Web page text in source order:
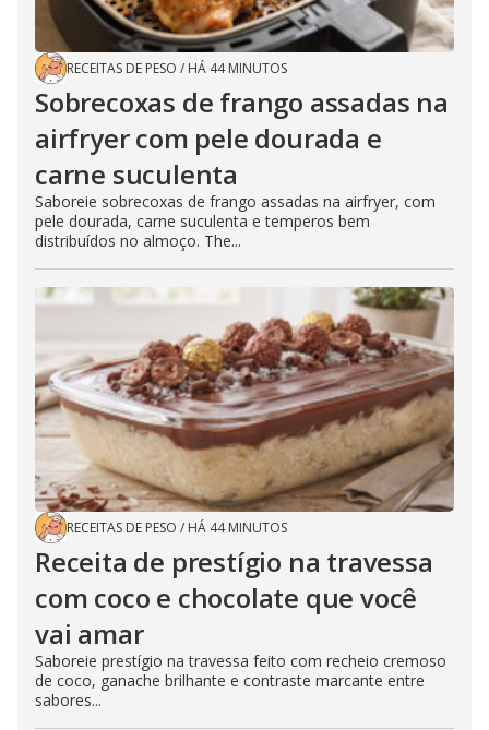
RECEITAS DE PESO / HÁ 44 MINUTOS
Sobrecoxas de frango assadas na
airfryer com pele dourada e
carne suculenta
Saboreie sobrecoxas de frango assadas na airfryer, com
pele dourada, carne suculenta e temperos bem
distribuídos no almoço. The...
RECEITAS DE PESO / HÁ 44 MINUTOS
Receita de prestígio na travessa
com coco e chocolate que você
vai amar
Saboreie prestígio na travessa feito com recheio cremoso
de coco, ganache brilhante e contraste marcante entre
sabores...